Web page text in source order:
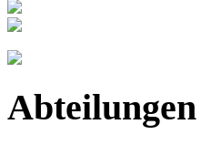
Abteilungen